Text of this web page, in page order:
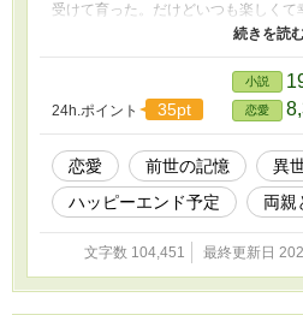
受けて育った。だけどいつも楽しくて
王都に呼ばれて新しい生活が始まった
初めて好きになった人は……わたしを
れ変わりだったことに気がついた。
けど、前世の記憶が邪魔をする。 今
す。 こちらは 【記憶を失くした貴方
いようです】の王妃の死後、生まれ
ですが、一つの話としても読めるよう
24h.ポイント 35pt
小説
恋愛
恋愛 前世の記憶 異
ハッピーエンド予定
両親
文字数 104,451 最終更新日